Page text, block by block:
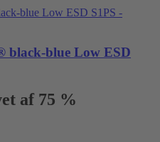
black-blue Low ESD
af 75 %